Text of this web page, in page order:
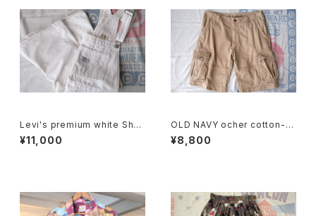
Levi's premium white Shor
talls
¥11,000
OLD NAVY ocher cotton-t
will cargo Shorts
¥8,800